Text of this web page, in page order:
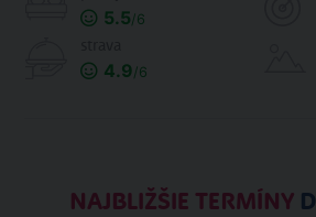
5.5/6
4.9/6
NAJBLIŽŠIE TERMÍNY